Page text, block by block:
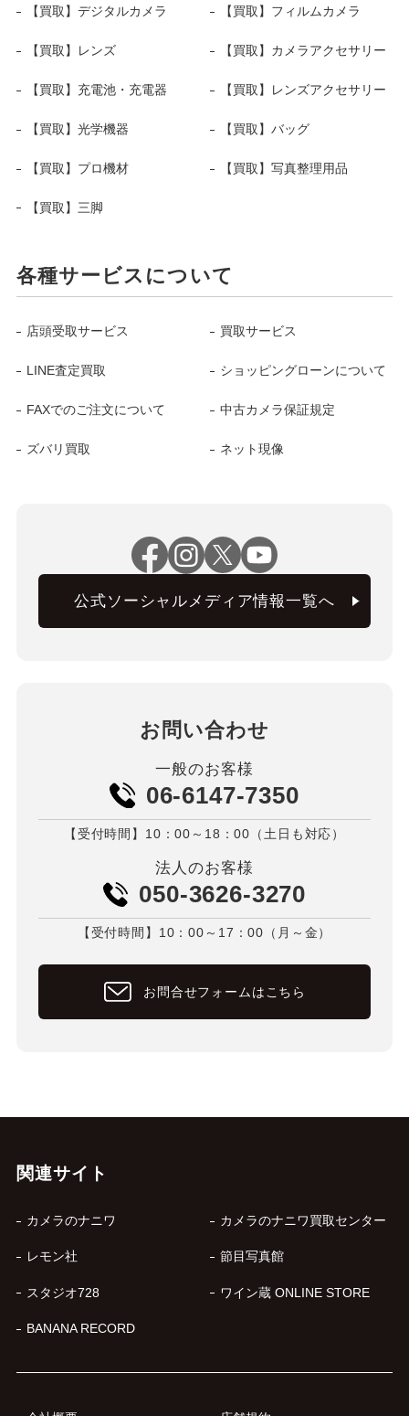
【買取】デジタルカメラ 【買取】フィルムカメラ
【買取】レンズ 【買取】カメラアクセサリー
【買取】充電池・充電器 【買取】レンズアクセサリー
【買取】光学機器 【買取】バッグ
【買取】プロ機材 【買取】写真整理用品
【買取】三脚
各種サービスについて
店頭受取サービス 買取サービス
LINE査定買取 ショッピングローンについて
FAXでのご注文について 中古カメラ保証規定
ズバリ買取 ネット現像
公式ソーシャルメディア情報一覧へ
お問い合わせ
一般のお客様
06-6147-7350
【受付時間】10：00～18：00（土日も対応）
法人のお客様
050-3626-3270
【受付時間】10：00～17：00（月～金）
お問合せフォームはこちら
関連サイト
カメラのナニワ カメラのナニワ買取センター
レモン社 節目写真館
スタジオ728 ワイン蔵 ONLINE STORE
BANANA RECORD